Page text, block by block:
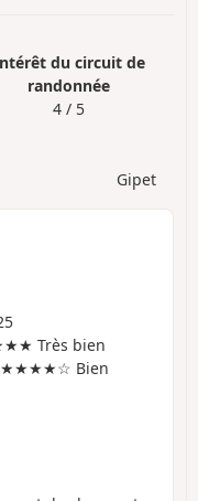
du circuit de
randonnée
4 / 5
Gipet
Très bien
★★★★☆ Bien